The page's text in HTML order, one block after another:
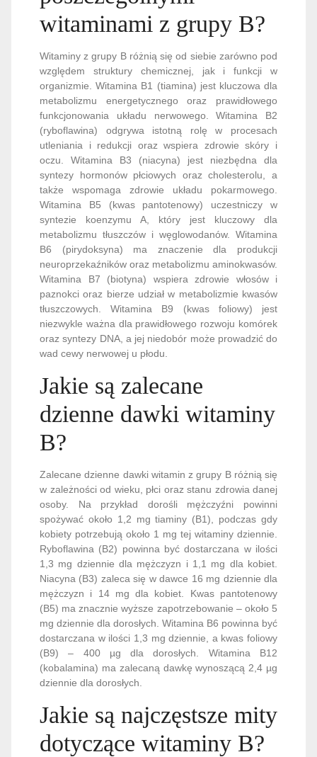
witaminami z grupy B?
Witaminy z grupy B różnią się od siebie zarówno pod
względem struktury chemicznej, jak i funkcji w
organizmie. Witamina B1 (tiamina) jest kluczowa dla
metabolizmu energetycznego oraz prawidłowego
funkcjonowania układu nerwowego. Witamina B2
(ryboflawina) odgrywa istotną rolę w procesach
utleniania i redukcji oraz wspiera zdrowie skóry i
oczu. Witamina B3 (niacyna) jest niezbędna dla
syntezy hormonów płciowych oraz cholesterolu, a
także wspomaga zdrowie układu pokarmowego.
Witamina B5 (kwas pantotenowy) uczestniczy w
syntezie koenzymu A, który jest kluczowy dla
metabolizmu tłuszczów i węglowodanów. Witamina
B6 (pirydoksyna) ma znaczenie dla produkcji
neuroprzekaźników oraz metabolizmu aminokwasów.
Witamina B7 (biotyna) wspiera zdrowie włosów i
paznokci oraz bierze udział w metabolizmie kwasów
tłuszczowych. Witamina B9 (kwas foliowy) jest
niezwykle ważna dla prawidłowego rozwoju komórek
oraz syntezy DNA, a jej niedobór może prowadzić do
wad cewy nerwowej u płodu.
Jakie są zalecane
dzienne dawki witaminy
B?
Zalecane dzienne dawki witamin z grupy B różnią się
w zależności od wieku, płci oraz stanu zdrowia danej
osoby. Na przykład dorośli mężczyźni powinni
spożywać około 1,2 mg tiaminy (B1), podczas gdy
kobiety potrzebują około 1 mg tej witaminy dziennie.
Ryboflawina (B2) powinna być dostarczana w ilości
1,3 mg dziennie dla mężczyzn i 1,1 mg dla kobiet.
Niacyna (B3) zaleca się w dawce 16 mg dziennie dla
mężczyzn i 14 mg dla kobiet. Kwas pantotenowy
(B5) ma znacznie wyższe zapotrzebowanie – około 5
mg dziennie dla dorosłych. Witamina B6 powinna być
dostarczana w ilości 1,3 mg dziennie, a kwas foliowy
(B9) – 400 µg dla dorosłych. Witamina B12
(kobalamina) ma zalecaną dawkę wynoszącą 2,4 µg
dziennie dla dorosłych.
Jakie są najczęstsze mity
dotyczące witaminy B?